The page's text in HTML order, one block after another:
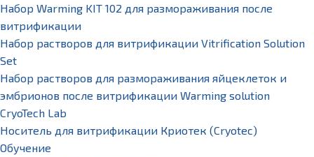
Набор Warming KIT 102 для размораживания после
витрификации
Набор растворов для витрификации Vitrification Solution
Set
Набор растворов для размораживания яйцеклеток и
эмбрионов после витрификации Warming solution
CryoTech Lab
Носитель для витрификации Криотек (Cryotec)
Обучение